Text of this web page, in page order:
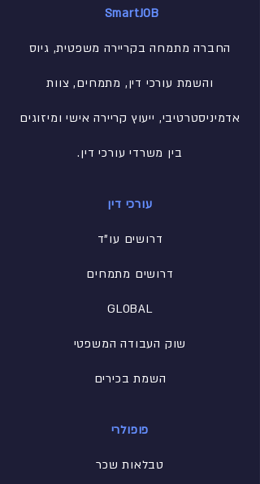
SmartJOB
החברה מתמחה בקריירה משפטית, גיוס
והשמת עורכי דין, מתמחים, צוות
אדמיניסטרטיבי, ייעוץ קריירה אישי ומיזוגים
בין משרדי עורכי דין.
עורכי דין
דרושים עו"ד
דרושים מתמחים
GLOBAL
שוק העבודה המשפטי
השמת בכירים
פופולרי
טבלאות שכר